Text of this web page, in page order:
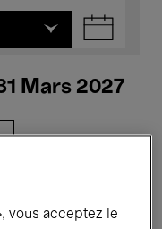
Mars 2027
vous acceptez le